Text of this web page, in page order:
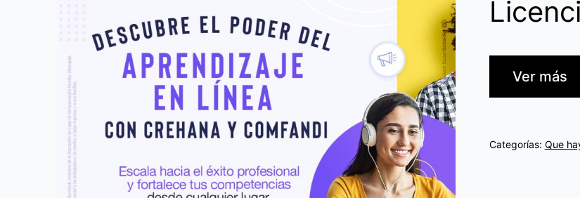
Ver más
Categorías: Que